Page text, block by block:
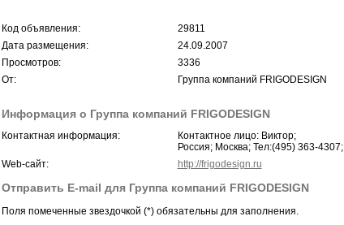
Код объявления:
29811
Дата размещения:
24.09.2007
Просмотров:
3336
От:
Группа компаний FRIGODESIGN
Информация о Группа компаний FRIGODESIGN
Контактная информация:
Контактное лицо: Виктор;
Россия; Москва; Тел:(495) 363-4307;
Web-сайт:
http://frigodesign.ru
Отправить E-mail для Группа компаний FRIGODESIGN
Поля помеченные звездочкой (*) обязательны для заполнения.